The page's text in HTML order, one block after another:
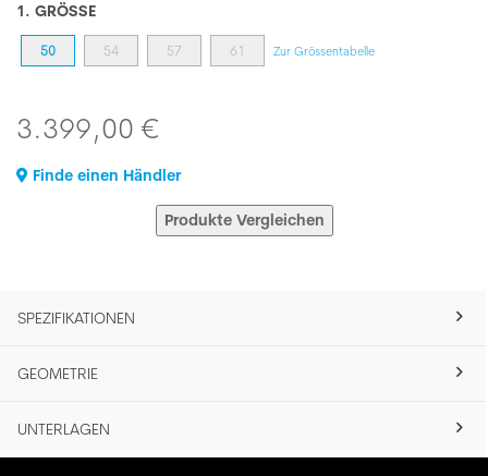
1. GRÖSSE
50 54 57 61 Zur Grössentabelle
3.399,00 €
Finde einen Händler
Produkte Vergleichen
SPEZIFIKATIONEN
GEOMETRIE
UNTERLAGEN